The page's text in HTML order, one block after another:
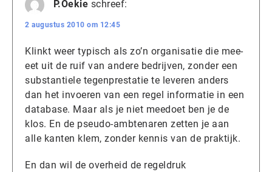
P.Oekie schreef:
2 augustus 2010 om 12:45
Klinkt weer typisch als zo’n organisatie die mee-
eet uit de ruif van andere bedrijven, zonder een
substantiele tegenprestatie te leveren anders
dan het invoeren van een regel informatie in een
database. Maar als je niet meedoet ben je de
klos. En de pseudo-ambtenaren zetten je aan
alle kanten klem, zonder kennis van de praktijk.
En dan wil de overheid de regeldruk